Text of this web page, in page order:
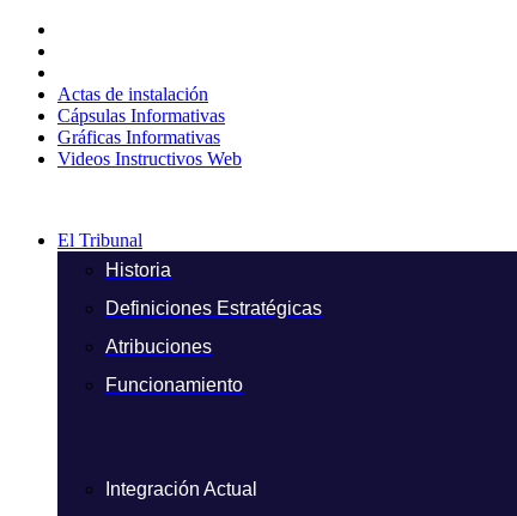
contenido
Actas de instalación
Cápsulas Informativas
Gráficas Informativas
Videos Instructivos Web
El Tribunal
Historia
Definiciones Estratégicas
Atribuciones
Funcionamiento
Integración Actual